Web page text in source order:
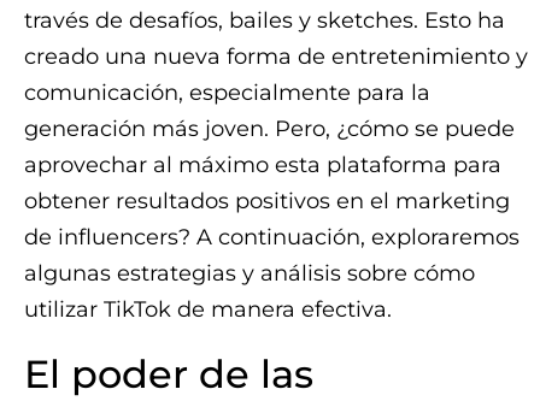
través de desafíos, bailes y sketches. Esto ha
creado una nueva forma de entretenimiento y
comunicación, especialmente para la
generación más joven. Pero, ¿cómo se puede
aprovechar al máximo esta plataforma para
obtener resultados positivos en el marketing
de influencers? A continuación, exploraremos
algunas estrategias y análisis sobre cómo
utilizar TikTok de manera efectiva.
El poder de las